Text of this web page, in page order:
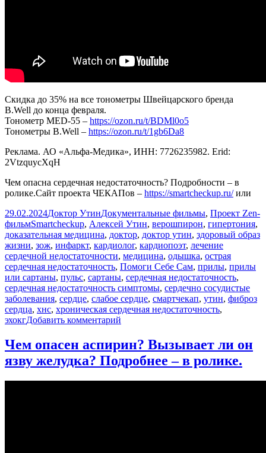
Скидка до 35% на все тонометры Швейцарского бренда
B.Well до конца февраля.
Тонометр МЕD-55 – https://ozon.ru/t/BDMl0o5
Тонометры B.Well – https://ozon.ru/t/1gb6Da8
Реклама. АО «Альфа-Медика», ИНН: 7726235982. Erid:
2VtzquycXqH
Чем опасна сердечная недостаточность? Подробности – в
ролике.Сайт проекта ЧЕКАПов – https://smartcheckup.ru/или
Опубликовано
29.02.2024Автор
Доктор УтинРубрики
Документальные фильмы, Проект Zen-
фильмМетки
Smartcheckup, Алексей Утин, верошпирон, гипертония,
доказательная медицина, доктор, доктор утин, здоровый образ
жизни, зож, инфаркт, кардиолог, кардиопоэт, лечение
сердечной недостаточности, медицина, одышка, острая
сердечная недостаточность, Помоги Себе Сам, прилы, прилы
или сартаны, пульс, сартаны, сердечная недостаточность,
сердечная недостаточность симптомы, сердечно сосудистые
заболевания, сердце, слабое сердце, смартчекап, утин, фиброз
сердца, хнс, хроническая сердечная недостаточность,
эхокгДобавить комментарий
Сердечная
недостаточность
||
возникновения,
Чем опасен аспирин? Вызывает ли он
язву желудка? Подробнее – в ролике.